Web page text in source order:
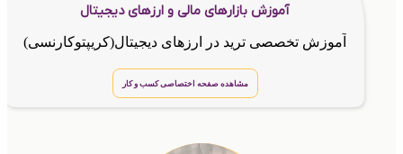
آموزش بازارهای مالی و ارزهای دیجیتال
آموزش تخصصی ترید در ارزهای دیجیتال(کریپتوکارنسی)
مشاهده صفحه اختصاصی کسب و کار